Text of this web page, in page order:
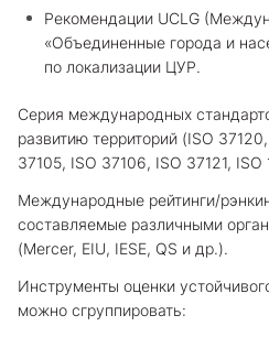
Рекомендации UCLG
«Объединенные города и
по локализации ЦУР.
Серия международных
развитию территорий (ISO
37105, ISO 37106, ISO 37121, ISO
Международные рейтинги/
составляемые различными
(Mercer, EIU, IESE, QS и др.).
Инструменты оценки
можно сгруппировать: